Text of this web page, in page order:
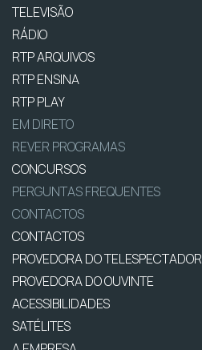
TELEVISÃO
RÁDIO
RTP ARQUIVOS
RTP ENSINA
RTP PLAY
EM DIRETO
REVER PROGRAMAS
CONCURSOS
PERGUNTAS FREQUENTES
CONTACTOS
CONTACTOS
PROVEDORA DO TELESPECTADOR
PROVEDORA DO OUVINTE
ACESSIBILIDADES
SATÉLITES